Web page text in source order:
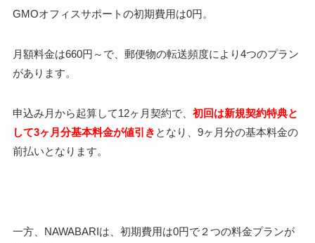
GMOオフィスサポートの初期費用は0円。
月額料金は660円～で、郵便物の転送頻度により4つのプラン
があります。
申込み月から起算して12ヶ月契約で、 初回は新規契約特典と
して3ヶ月分基本料金が値引き となり、 9ヶ月分の基本料金の
前払いとなります。
一方、NAWABARIは、初期費用は0円で２つの料金プランが